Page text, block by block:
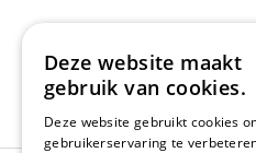
Wij
Schrijf een
Deze website maakt
gebruik van cookies.
Deze website gebruikt cookies
gebruikerservaring te